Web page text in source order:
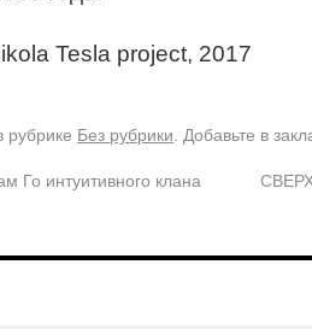
Tesla project, 2017
рубрике Без рубрики . Добавьте в
Го интуитивного клана